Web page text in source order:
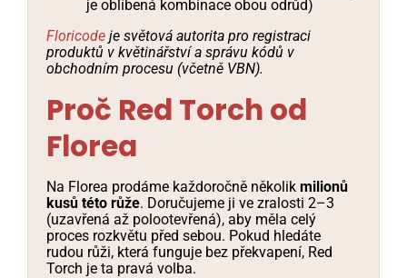
je oblíbená kombinace obou odrůd)
Floricode je světová autorita pro registraci
produktů v květinářství a správu kódů v
obchodním procesu (včetně VBN).
Proč Red Torch od
Florea
Na Florea prodáme každoročně několik milionů
kusů této růže. Doručujeme ji ve zralosti 2–3
(uzavřená až polootevřená), aby měla celý
proces rozkvětu před sebou. Pokud hledáte
rudou růži, která funguje bez překvapení, Red
Torch je ta pravá volba.